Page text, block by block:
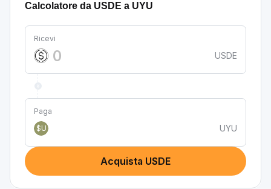
Calcolatore da USDE a UYU
Ricevi
USDE
Paga
$U
UYU
Acquista USDE